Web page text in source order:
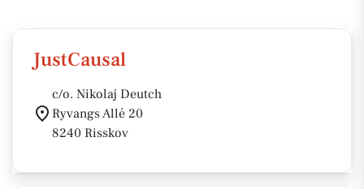
JustCausal
c/o. Nikolaj Deutch
Ryvangs Allé 20
8240 Risskov